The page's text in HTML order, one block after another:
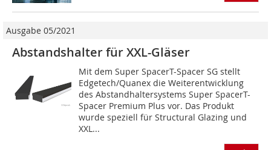
Ausgabe 05/2021
Abstandshalter für XXL-Gläser
Mit dem Super SpacerT-Spacer SG stellt
Edgetech/Quanex die Weiterentwicklung
des Abstandhaltersystems Super SpacerT-
Spacer Premium Plus vor. Das Produkt
wurde speziell für Structural Glazing und
XXL...